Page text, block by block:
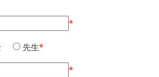
*
先生*
*